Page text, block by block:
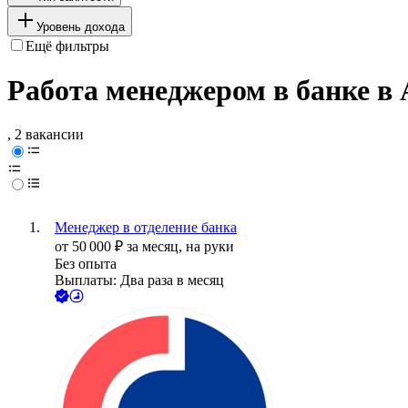
Уровень дохода
Ещё фильтры
Работа менеджером в банке в
, 2 вакансии
Менеджер в отделение банка
от 50 000 ₽ за месяц, на руки
Без опыта
Выплаты: Два раза в месяц